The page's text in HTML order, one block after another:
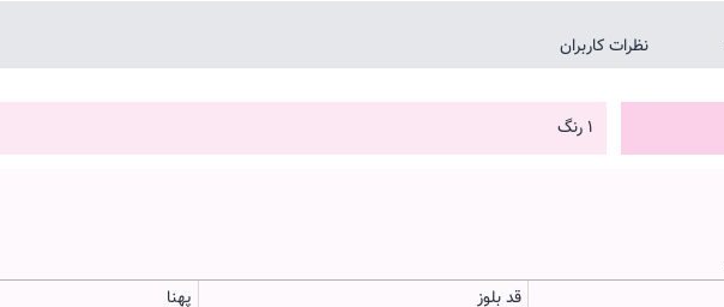
نظرات کاربران
1 رنگ
قد بلوز پهنا